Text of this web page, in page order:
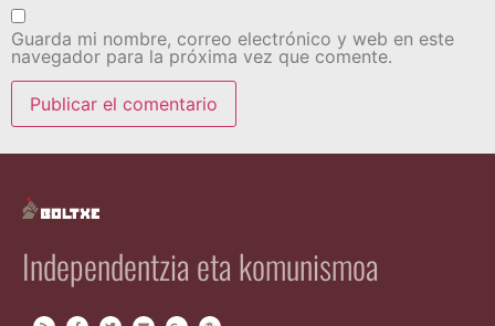
Guarda mi nombre, correo electrónico y web en este
navegador para la próxima vez que comente.
Independentzia eta komunismoa